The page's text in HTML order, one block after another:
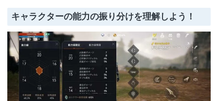
キャラクターの能力の振り分けを理解しよう！